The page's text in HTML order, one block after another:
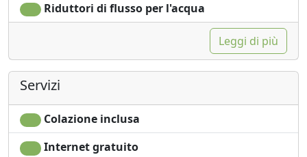
Riduttori di flusso per l'acqua
Leggi di più
Servizi
Colazione inclusa
Internet gratuito